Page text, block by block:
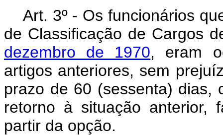
Art. 3º - Os funcionários
de Classificação de Cargos
dezembro de 1970, eram
artigos anteriores, sem
prazo de 60 (sessenta) dias,
retorno à situação anterior,
partir da opção.